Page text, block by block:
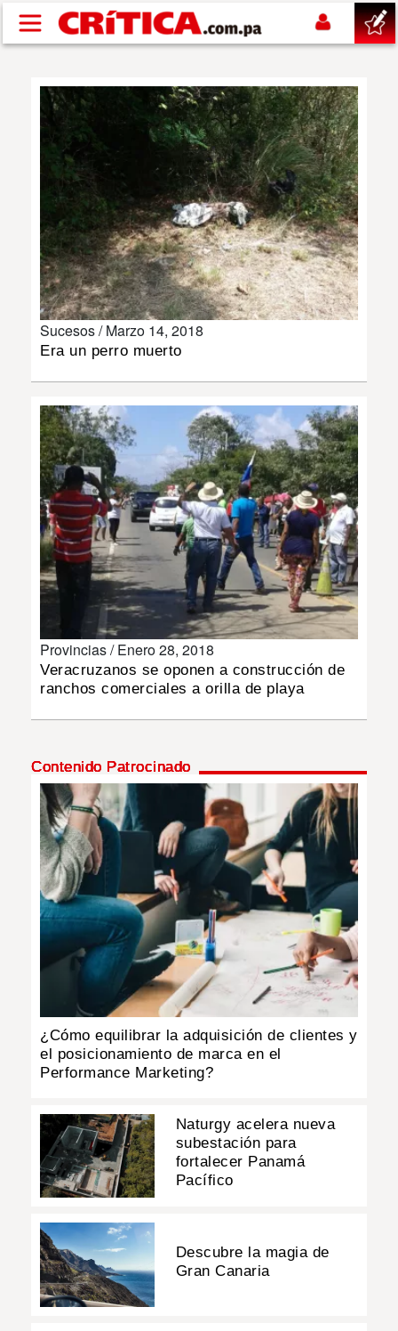
Pasar al contenido principal
SUCESOS
NACIONAL
POLÍTICA
SHOW
DEPORTES
MUNDO
INSÓLITAS
MULTIMEDIA
IMPRESO
Sucesos /Marzo 14, 2018
Era un perro muerto
Provincias /Enero 28, 2018
Veracruzanos se oponen a construcción de
ranchos comerciales a orilla de playa
Contenido Patrocinado
¿Cómo equilibrar la adquisición de clientes y
el posicionamiento de marca en el
Performance Marketing?
Naturgy acelera nueva
subestación para
fortalecer Panamá
Pacífico
Descubre la magia de
Gran Canaria